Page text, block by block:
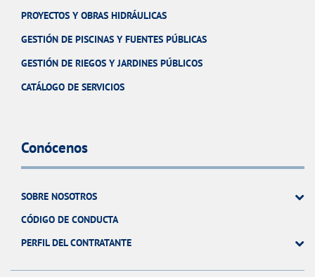
PROYECTOS Y OBRAS HIDRÁULICAS
GESTIÓN DE PISCINAS Y FUENTES PÚBLICAS
GESTIÓN DE RIEGOS Y JARDINES PÚBLICOS
CATÁLOGO DE SERVICIOS
Conócenos
SOBRE NOSOTROS
CÓDIGO DE CONDUCTA
PERFIL DEL CONTRATANTE